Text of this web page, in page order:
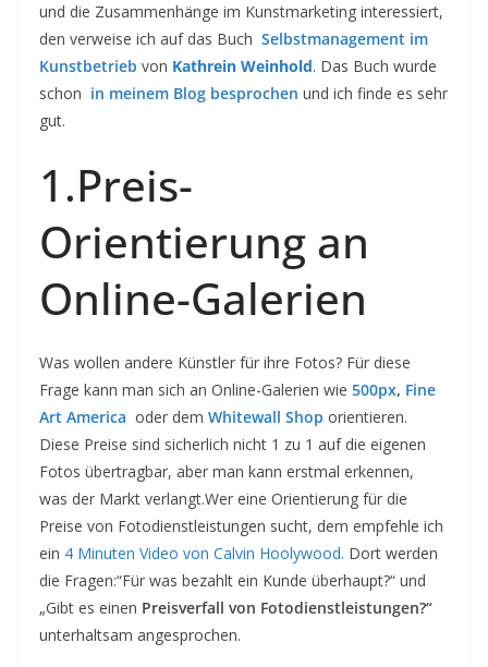
und die Zusammenhänge im Kunstmarketing interessiert,
den verweise ich auf das Buch Selbstmanagement im
Kunstbetrieb von Kathrein Weinhold. Das Buch wurde
schon in meinem Blog besprochen und ich finde es sehr
gut.
1.Preis-
Orientierung an
Online-Galerien
Was wollen andere Künstler für ihre Fotos? Für diese
Frage kann man sich an Online-Galerien wie 500px, Fine
Art America oder dem Whitewall Shop orientieren.
Diese Preise sind sicherlich nicht 1 zu 1 auf die eigenen
Fotos übertragbar, aber man kann erstmal erkennen,
was der Markt verlangt.Wer eine Orientierung für die
Preise von Fotodienstleistungen sucht, dem empfehle ich
ein 4 Minuten Video von Calvin Hoolywood. Dort werden
die Fragen:“Für was bezahlt ein Kunde überhaupt?“ und
„Gibt es einen Preisverfall von Fotodienstleistungen?“
unterhaltsam angesprochen.